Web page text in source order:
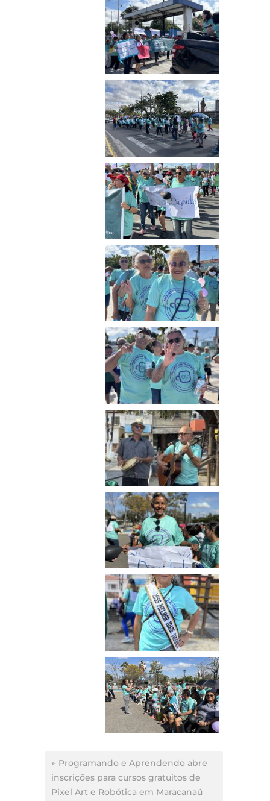
← Programando e Aprendendo abre
inscrições para cursos gratuitos de
Pixel Art e Robótica em Maracanaú